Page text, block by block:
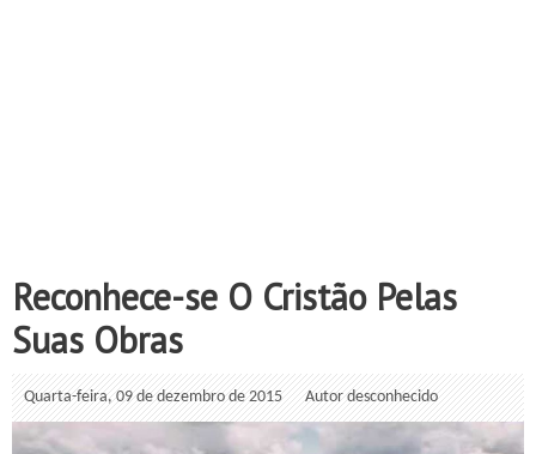
Reconhece-se O Cristão Pelas
Suas Obras
Quarta-feira, 09 de dezembro de 2015 Autor desconhecido